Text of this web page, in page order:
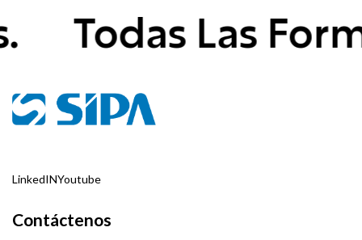
Las Formas,
LinkedINYoutube
Contáctenos